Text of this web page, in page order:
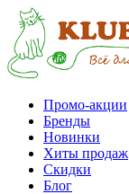
Промо-акции
Бренды
Новинки
Хиты продаж
Скидки
Блог